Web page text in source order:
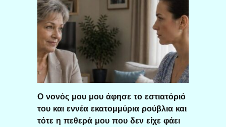
Ο νονός μου μου άφησε το εστιατόριό
του και εννέα εκατομμύρια ρούβλια και
τότε η πεθερά μου που δεν είχε φάει